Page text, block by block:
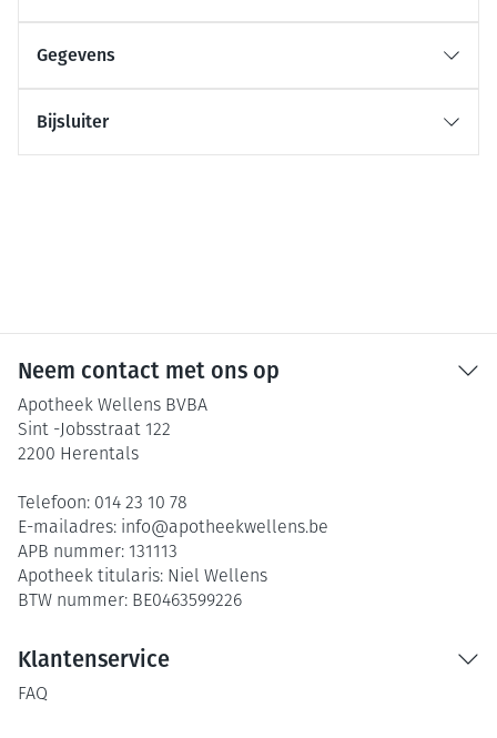
Gegevens
Bijsluiter
Neem contact met ons op
Apotheek Wellens BVBA
Sint -Jobsstraat 122
2200 Herentals
Telefoon: 014 23 10 78
E-mailadres: info@apotheekwellens.be
APB nummer: 131113
Apotheek titularis: Niel Wellens
BTW nummer: BE0463599226
Klantenservice
FAQ